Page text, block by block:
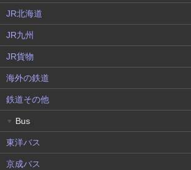
JR北海道
JR九州
JR貨物
海外の鉄道
鉄道その他
▼ Bus
東洋バス
京成バス